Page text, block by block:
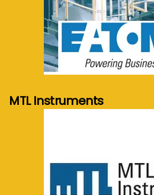
meer info...
MTL Instruments